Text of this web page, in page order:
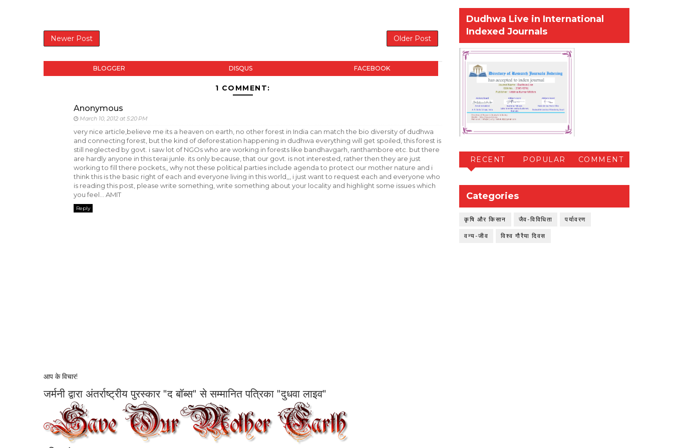
Newer Post Older Post
BLOGGER DISQUS FACEBOOK
1 COMMENT:
Anonymous
March 10, 2012 at 5:20 PM
very nice article,believe me its a heaven on earth, no other forest in India can match the bio diversity of dudhwa
and connecting forest, but the kind of deforestation happening in dudhwa everything will get spoiled, this forest is
still neglected by govt. i saw lot of NGOs who are working in forests like bandhavgarh, ranthambore etc. but there
are hardly anyone in this terai junle. its only because, that our govt. is not interested, rather then they are just
working to fill there pockets,, why not these political parties include agenda to protect our mother nature and i
think this is the basic right of each and everyone living in this world,,, i just want to request each and everyone who
is reading this post, please write something, write something about your locality and highlight some issues which
you feel... AMIT
Reply
आप के विचार!
जर्मनी द्वारा अंतर्राष्ट्रीय पुरस्कार "द बॉब्स" से सम्मानित पत्रिका "दुधवा लाइव"
Dudhwa Live in International
Indexed Journals
RECENT POPULAR COMMENT
Categories
कृषि और किसान जैव-विविधिता पर्यावरण
वन्य-जीव विश्व गौरैया दिवस